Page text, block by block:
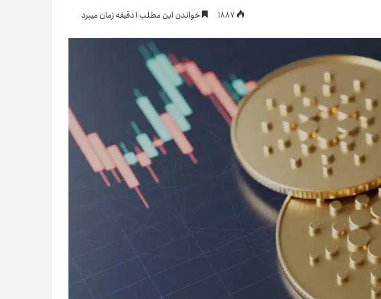
خواندن این مطلب 1 دقیقه زمان میبرد